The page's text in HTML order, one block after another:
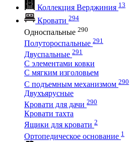
Коллекция Верджиния 13
Кровати 294
Односпальные 290
Полутороспальные 291
Двуспальные 291
С элементами ковки
С мягким изголовьем
С подъемным механизмом 290
Двухъярусные
Кровати для дачи 290
Кровати тахта
Ящики для кровати 2
Ортопедическое основание 1